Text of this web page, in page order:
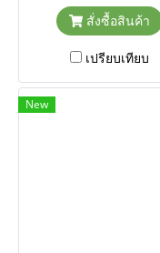
สั่งซื้อสินค้า
เปรียบเทียบ
New